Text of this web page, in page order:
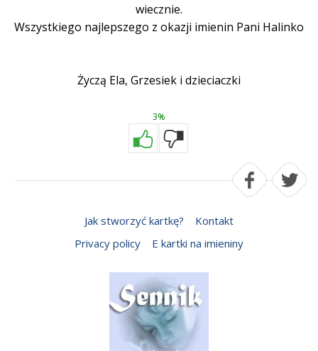
wiecznie.
Wszystkiego najlepszego z okazji imienin Pani Halinko
Życzą Ela, Grzesiek i dzieciaczki
3%
Jak stworzyć kartkę?
Kontakt
Privacy policy
E kartki na imieniny